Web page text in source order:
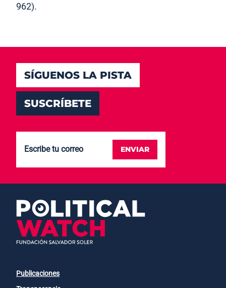
962).
SÍGUENOS LA PISTA
SUSCRÍBETE
ENVIAR
Publicaciones